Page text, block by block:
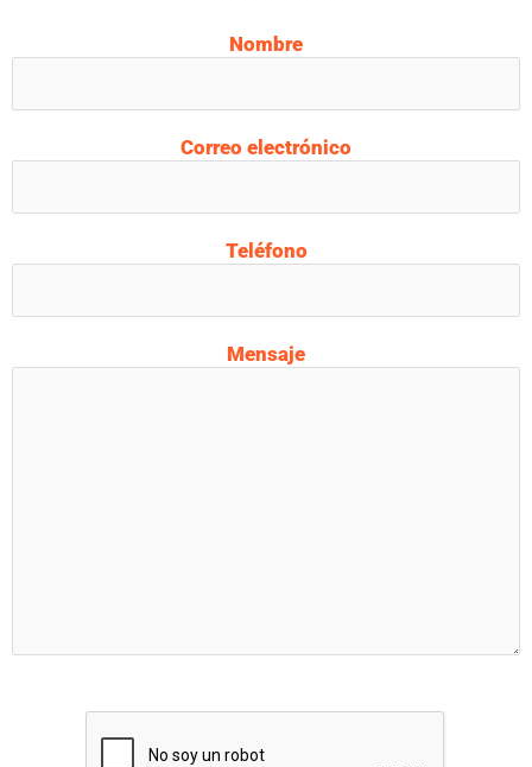
Nombre
Correo electrónico
Teléfono
Mensaje